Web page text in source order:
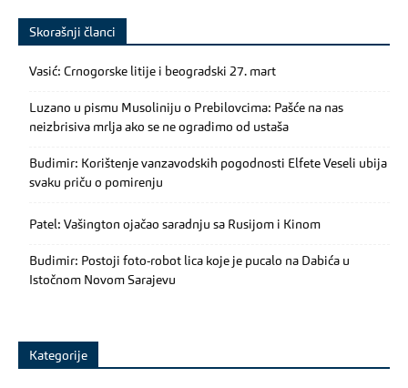
Skorašnji članci
Vasić: Crnogorske litije i beogradski 27. mart
Luzano u pismu Musoliniju o Prebilovcima: Pašće na nas
neizbrisiva mrlja ako se ne ogradimo od ustaša
Budimir: Korištenje vanzavodskih pogodnosti Elfete Veseli ubija
svaku priču o pomirenju
Patel: Vašington ojačao saradnju sa Rusijom i Kinom
Budimir: Postoji foto-robot lica koje je pucalo na Dabića u
Istočnom Novom Sarajevu
Kategorije